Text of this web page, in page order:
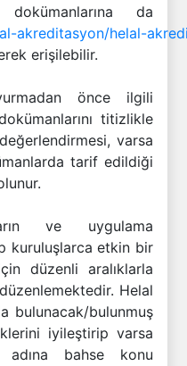
da
akreditasyon/helal-
erişilebilir.
önce ilgili
titizlikle
varsa
tarif edildiği
ve uygulama
kuruluşlarca etkin bir
düzenli aralıklarla
Helal
bulunacak/bulunmuş
iyileştirip varsa
adına bahse konu